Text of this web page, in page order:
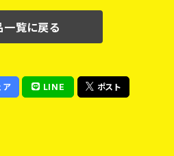
一覧に戻る
ア LINE ポスト